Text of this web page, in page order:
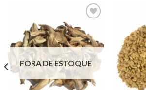
à lista.
FORA DE ESTOQUE